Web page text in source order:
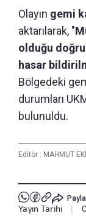
Olayın gemi
aktarılarak, "
olduğu
hasar
Bölgedeki
durumları
bulunuldu.
Editör : MAHMUT
Yayın Tarihi